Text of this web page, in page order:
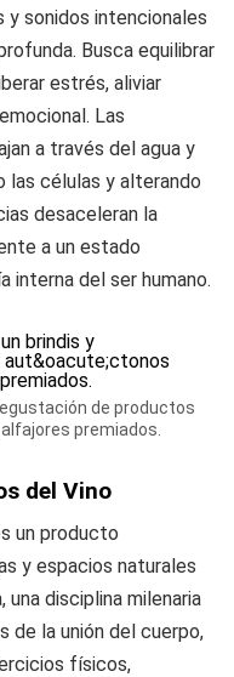
y sonidos intencionales
Busca equilibrar
estrés, aliviar
Las
a través del agua y
las células y alterando
desaceleran la
a un estado
interna del ser humano.
de productos
premiados.
del Vino
un producto
y espacios naturales
disciplina milenaria
de la unión del cuerpo,
físicos,